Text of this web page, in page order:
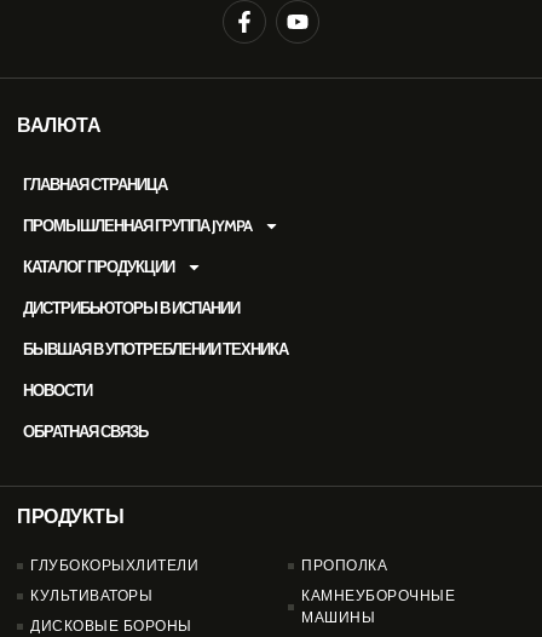
ВАЛЮТА
ГЛАВНАЯ СТРАНИЦА
ПРОМЫШЛЕННАЯ ГРУППА JYMPA
КАТАЛОГ ПРОДУКЦИИ
ДИСТРИБЬЮТОРЫ В ИСПАНИИ
БЫВШАЯ В УПОТРЕБЛЕНИИ ТЕХНИКА
НОВОСТИ
ОБРАТНАЯ СВЯЗЬ
ПРОДУКТЫ
ГЛУБОКОРЫХЛИТЕЛИ
КУЛЬТИВАТОРЫ
ДИСКОВЫЕ БОРОНЫ
ПРОПОЛКА
КАМНЕУБОРОЧНЫЕ
МАШИНЫ